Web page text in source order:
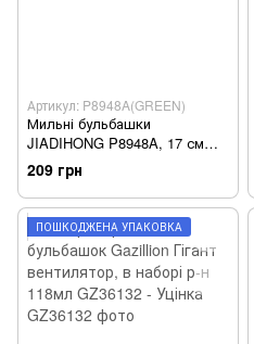
Артикул: P8948A(GREEN)
Мильні бульбашки
JIADIHONG P8948A, 17 см
Динозавр (P8948A(GREEN))
209 грн
ПОШКОДЖЕНА УПАКОВКА